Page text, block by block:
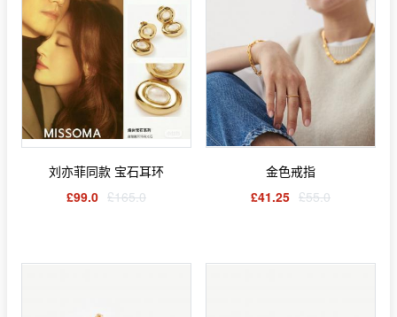
刘亦菲同款 宝石耳环
£99.0 £165.0
金色戒指
£41.25 £55.0